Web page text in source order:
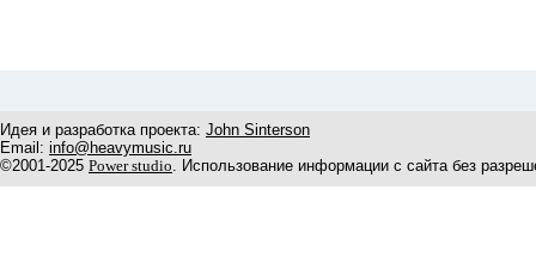
Идея и разработка проекта: John Sinterson
Email: info@heavymusic.ru
©2001-2025 Power studio. Использование информации с сайта без